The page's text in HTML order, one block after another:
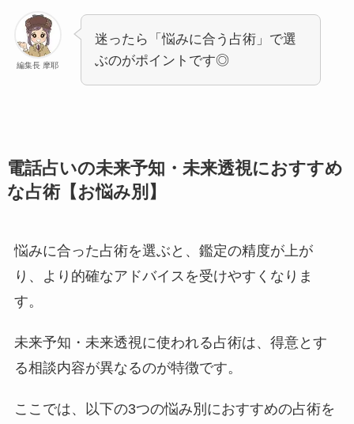
編集長 摩耶
迷ったら「悩みに合う占術」で選
ぶのがポイントです◎
電話占いの未来予知・未来透視におすすめ
な占術【お悩み別】
悩みに合った占術を選ぶと、鑑定の精度が上が
り、より的確なアドバイスを受けやすくなりま
す。
未来予知・未来透視に使われる占術は、得意とす
る相談内容が異なるのが特徴です。
ここでは、以下の3つの悩み別におすすめの占術を